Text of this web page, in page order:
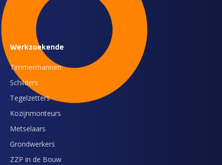
Werkzoekende
Timmermannen
Schilders
Tegelzetters
Kozijnmonteurs
Metselaars
Grondwerkers
ZZP in de Bouw